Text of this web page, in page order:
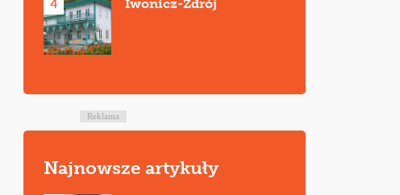
4 Iwonicz-Zdrój
Reklama
Najnowsze artykuły